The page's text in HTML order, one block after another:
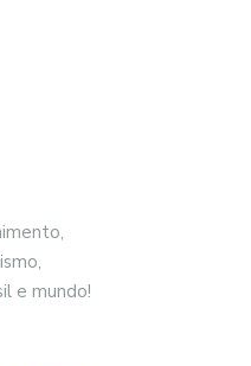
e mundo!